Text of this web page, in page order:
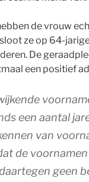
de vrouw
ze op 64-
De
een positief
een aantal
van
de voornamen
geen